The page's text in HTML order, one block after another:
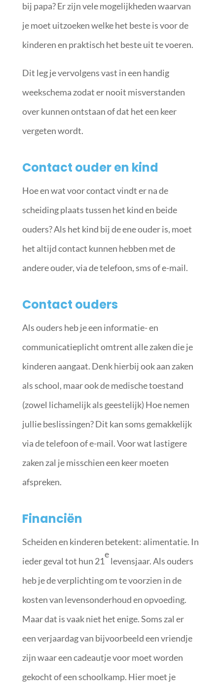
bij papa? Er zijn vele mogelijkheden waarvan
je moet uitzoeken welke het beste is voor de
kinderen en praktisch het beste uit te voeren.
Dit leg je vervolgens vast in een handig
weekschema zodat er nooit misverstanden
over kunnen ontstaan of dat het een keer
vergeten wordt.
Contact ouder en kind
Hoe en wat voor contact vindt er na de
scheiding plaats tussen het kind en beide
ouders? Als het kind bij de ene ouder is, moet
het altijd contact kunnen hebben met de
andere ouder, via de telefoon, sms of e-mail.
Contact ouders
Als ouders heb je een informatie- en
communicatieplicht omtrent alle zaken die je
kinderen aangaat. Denk hierbij ook aan zaken
als school, maar ook de medische toestand
(zowel lichamelijk als geestelijk) Hoe nemen
jullie beslissingen? Dit kan soms gemakkelijk
via de telefoon of e-mail. Voor wat lastigere
zaken zal je misschien een keer moeten
afspreken.
Financiën
Scheiden en kinderen betekent: alimentatie. In
ieder geval tot hun 21
e
levensjaar. Als ouders
heb je de verplichting om te voorzien in de
kosten van levensonderhoud en opvoeding.
Maar dat is vaak niet het enige. Soms zal er
een verjaardag van bijvoorbeeld een vriendje
zijn waar een cadeautje voor moet worden
gekocht of een schoolkamp. Hier moet je